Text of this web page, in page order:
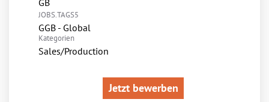
JOBS.TAGS5
GGB - Global
Kategorien
Sales/Production
Jetzt bewerben